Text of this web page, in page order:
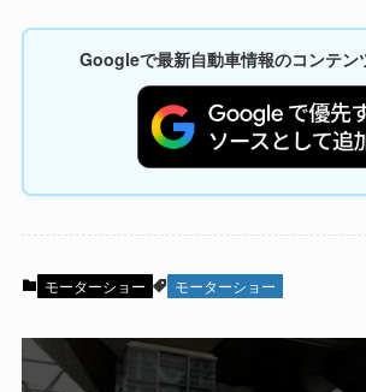
Googleで最新自動車情報のコンテン
モーターショー モーターショー